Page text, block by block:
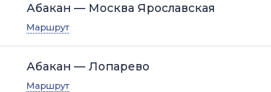
Абакан — Москва Ярославская
Маршрут
Абакан — Лопарево
Маршрут